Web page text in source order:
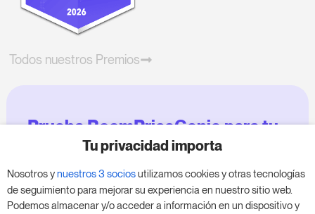
Todos nuestros Premios
Prueba RoomPriceGenie para tu
negocio
Aprovecha nuestra prueba de 14 días y mejora tu
negocio, sin compromiso.
Tu privacidad importa
Nosotros ynuestros 3 sociosutilizamos cookies y otras tecnologías
de seguimiento para mejorar su experiencia en nuestro sitio web.
Podemos almacenar y/o acceder a información en un dispositivo y